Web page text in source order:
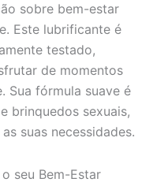
sobre bem-estar
Este lubrificante é
testado,
de momentos
Sua fórmula suave é
brinquedos sexuais,
suas necessidades.
seu Bem-Estar